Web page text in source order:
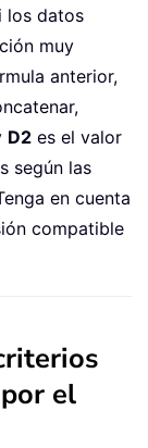
los datos
muy
anterior,
D2 es el valor
según las
en cuenta
compatible
el